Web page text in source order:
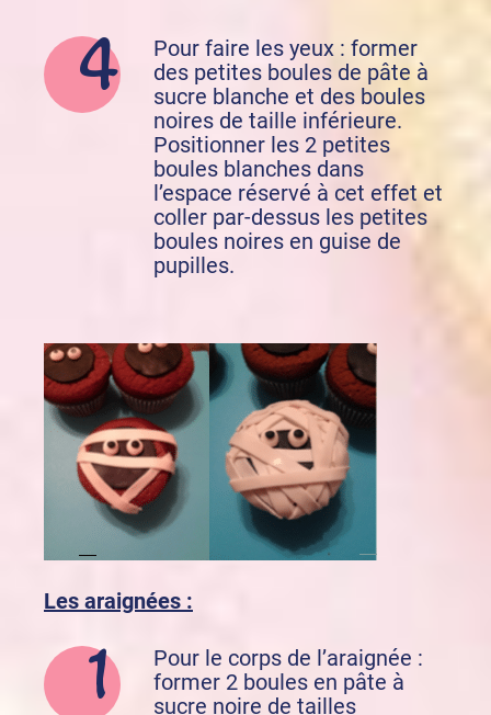
Pour faire les yeux : former
des petites boules de pâte à
sucre blanche et des boules
noires de taille inférieure.
Positionner les 2 petites
boules blanches dans
l’espace réservé à cet effet et
coller par-dessus les petites
boules noires en guise de
pupilles.
Les araignées :
Pour le corps de l’araignée :
former 2 boules en pâte à
sucre noire de tailles